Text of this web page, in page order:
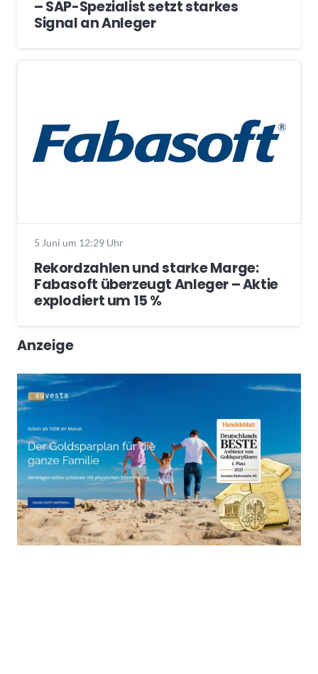
– SAP-Spezialist setzt starkes
Signal an Anleger
5 Juni um 12:29 Uhr
Rekordzahlen und starke Marge:
Fabasoft überzeugt Anleger – Aktie
explodiert um 15 %
Anzeige